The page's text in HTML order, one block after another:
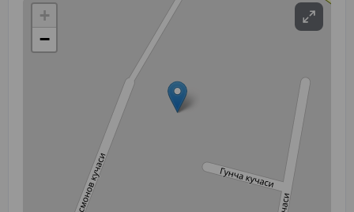
+
−